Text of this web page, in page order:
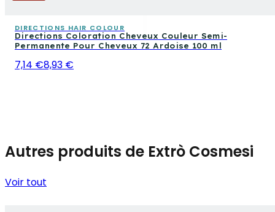
DIRECTIONS HAIR COLOUR
Directions Coloration Cheveux Couleur Semi-
Permanente Pour Cheveux 72 Ardoise 100 ml
7,14 €8,93 €
Autres produits de Extrò Cosmesi
Voir tout